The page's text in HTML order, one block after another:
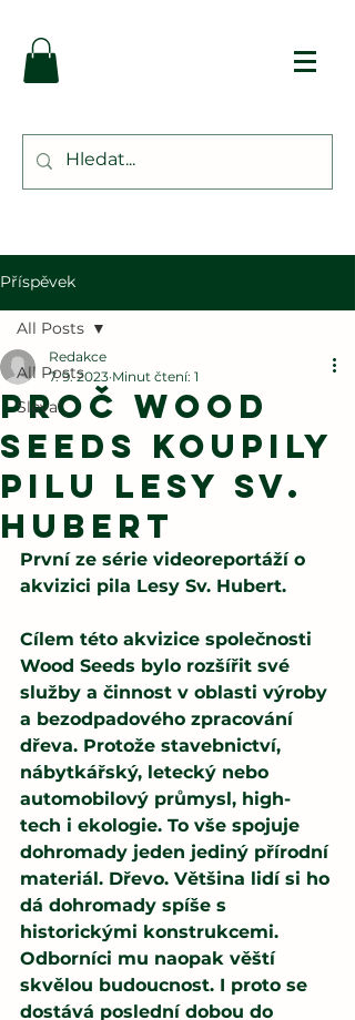
Příspěvek
All Posts
Sleva!
All Posts
Proč Wood
Seeds koupily
pilu Lesy Sv.
Hubert
Redakce
7. 9. 2023 Minut čtení: 1
První ze série videoreportáží o
akvizici pila Lesy Sv. Hubert.
Cílem této akvizice společnosti
Wood Seeds bylo rozšířit své
služby a činnost v oblasti výroby
a bezodpadového zpracování
dřeva. Protože stavebnictví,
nábytkářský, letecký nebo
automobilový průmysl, high-
tech i ekologie. To vše spojuje
dohromady jeden jediný přírodní
materiál. Dřevo. Většina lidí si ho
dá dohromady spíše s
historickými konstrukcemi.
Odborníci mu naopak věští
skvělou budoucnost. I proto se
dostává poslední dobou do